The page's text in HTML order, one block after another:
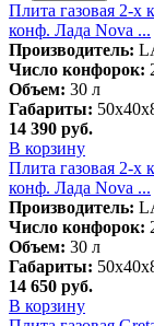
Плита газовая 2-х
конф. Лада Nova ...
Производитель:
Число конфорок:
Объем: 30 л
Габариты:
14 390 руб.
В корзину
Плита газовая 2-х
конф. Лада Nova ...
Производитель:
Число конфорок:
Объем: 30 л
Габариты:
14 650 руб.
В корзину